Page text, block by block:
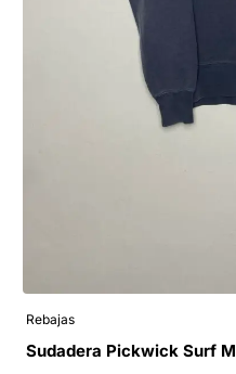
Rebajas
Sudadera Pickwick Surf M